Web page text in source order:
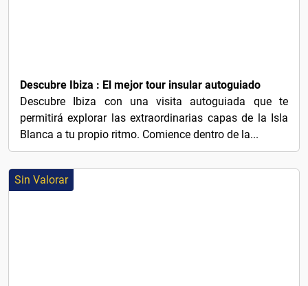
Descubre Ibiza : El mejor tour insular autoguiado
Descubre Ibiza con una visita autoguiada que te
permitirá explorar las extraordinarias capas de la Isla
Blanca a tu propio ritmo. Comience dentro de la...
Sin Valorar